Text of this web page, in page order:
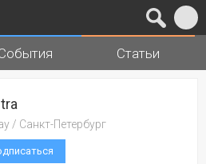
Статьи
/ Санкт-Петербург